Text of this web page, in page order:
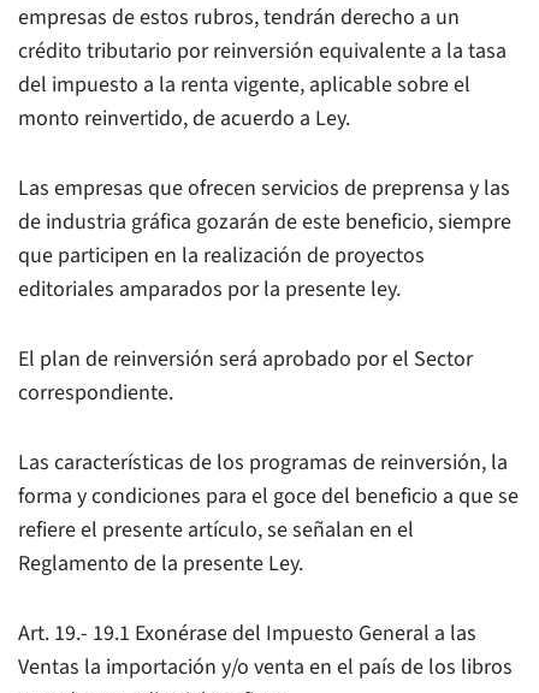
empresas de estos rubros, tendrán derecho a un
crédito tributario por reinversión equivalente a la tasa
del impuesto a la renta vigente, aplicable sobre el
monto reinvertido, de acuerdo a Ley.
Las empresas que ofrecen servicios de preprensa y las
de industria gráfica gozarán de este beneficio, siempre
que participen en la realización de proyectos
editoriales amparados por la presente ley.
El plan de reinversión será aprobado por el Sector
correspondiente.
Las características de los programas de reinversión, la
forma y condiciones para el goce del beneficio a que se
refiere el presente artículo, se señalan en el
Reglamento de la presente Ley.
Art. 19.- 19.1 Exonérase del Impuesto General a las
Ventas la importación y/o venta en el país de los libros